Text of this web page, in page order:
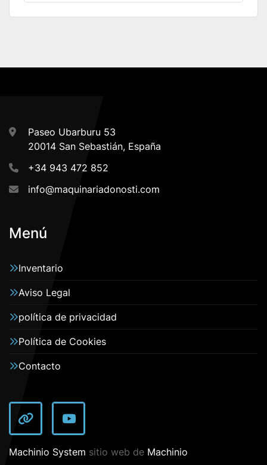
Paseo Ubarburu 53
20014 San Sebastián, España
+34 943 472 852
info@maquinariadonosti.com
Menú
Inventario
Aviso Legal
política de privacidad
Política de Cookies
Contacto
other youtube
Machinio System sitio web de Machinio